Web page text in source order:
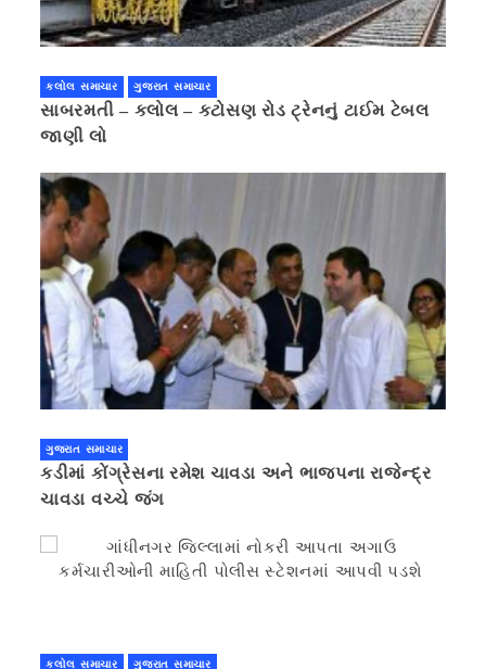
કલોલ સમાચાર ગુજરાત સમાચાર
સાબરમતી – કલોલ – કટોસણ રોડ ટ્રેનનું ટાઈમ ટેબલ
જાણી લો
ગુજરાત સમાચાર
કડીમાં કોંગ્રેસના રમેશ ચાવડા અને ભાજપના રાજેન્દ્ર
ચાવડા વચ્ચે જંગ
કલોલ સમાચાર ગુજરાત સમાચાર